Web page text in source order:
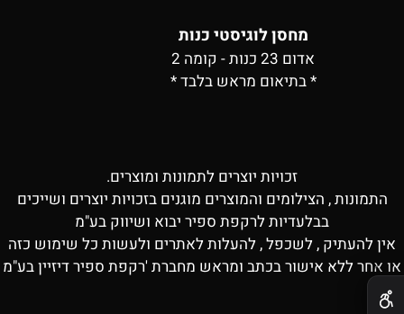
מחסן לוגיסטי כנות
אדום 23 כנות - קומה 2
* בתיאום מראש בלבד *
זכויות יוצרים לתמונות ומוצרים.
התמונות , הצילומים והמוצרים מוגנים בזכויות יוצרים ושייכים
בבלעדיות לרקפת ספיר יבוא ושיווק בע"מ
אין להעתיק , לשכפל , להעלות לאתרים ולעשות כל שימוש כזה
או אחר ללא אישור בכתב ומראש מחברת 'רקפת ספיר דיזיין בע"מ
✕